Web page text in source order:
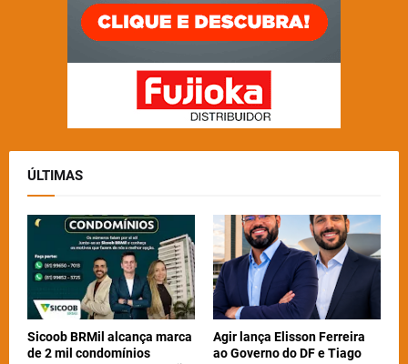
ÚLTIMAS
Sicoob BRMil alcança marca
de 2 mil condomínios
Agir lança Elisson Ferreira
ao Governo do DF e Tiago